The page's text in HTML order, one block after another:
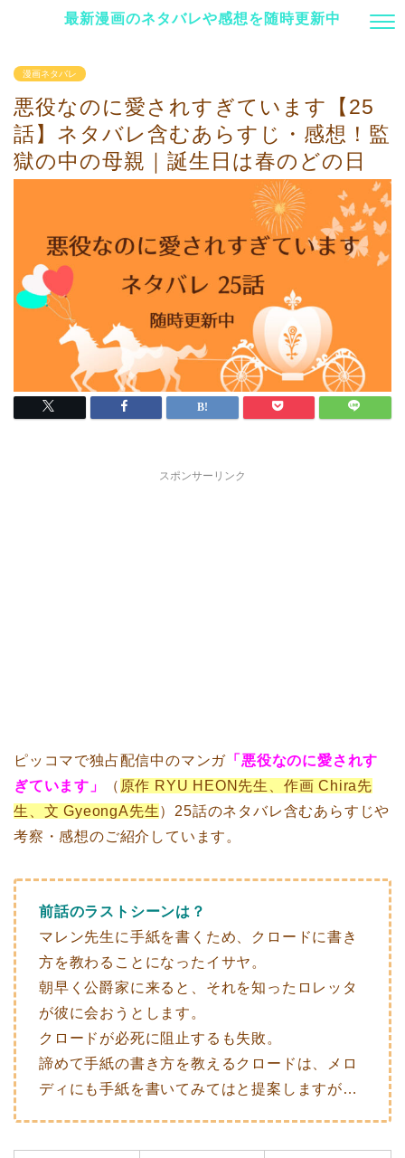
最新漫画のネタバレや感想を随時更新中
漫画ネタバレ
悪役なのに愛されすぎています【25
話】ネタバレ含むあらすじ・感想！監
獄の中の母親｜誕生日は春のどの日
スポンサーリンク
ピッコマで独占配信中のマンガ 「悪役なのに愛されす
ぎています」
（ 原作 RYU HEON先生、作画 Chira先
生、文 GyeongA先生）25話のネタバレ含むあらすじや
考察・感想のご紹介しています。
前話のラストシーンは？
マレン先生に手紙を書くため、クロードに書き
方を教わることになったイサヤ。
朝早く公爵家に来ると、それを知ったロレッタ
が彼に会おうとします。
クロードが必死に阻止するも失敗。
諦めて手紙の書き方を教えるクロードは、メロ
ディにも手紙を書いてみてはと提案しますが…